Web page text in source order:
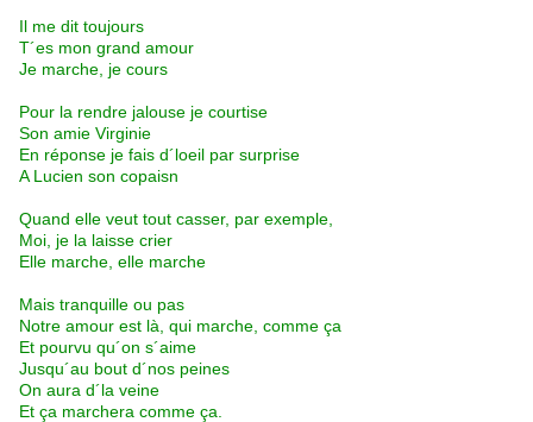
Il me dit toujours
T´es mon grand amour
Je marche, je cours
Pour la rendre jalouse je courtise
Son amie Virginie
En réponse je fais d´loeil par surprise
A Lucien son copaisn
Quand elle veut tout casser, par exemple,
Moi, je la laisse crier
Elle marche, elle marche
Mais tranquille ou pas
Notre amour est là, qui marche, comme ça
Et pourvu qu´on s´aime
Jusqu´au bout d´nos peines
On aura d´la veine
Et ça marchera comme ça.